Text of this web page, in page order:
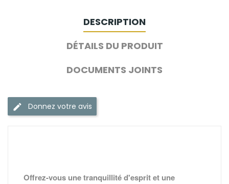
DESCRIPTION
DÉTAILS DU PRODUIT
DOCUMENTS JOINTS
Donnez votre avis
Offrez-vous une tranquillité d'esprit et une